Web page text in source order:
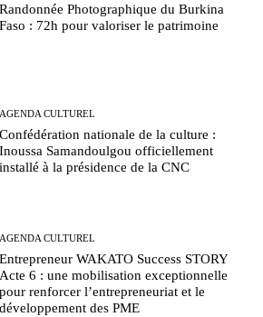
Randonnée Photographique du Burkina
Faso : 72h pour valoriser le patrimoine
AGENDA CULTUREL
Confédération nationale de la culture :
Inoussa Samandoulgou officiellement
installé à la présidence de la CNC
AGENDA CULTUREL
Entrepreneur WAKATO Success STORY
Acte 6 : une mobilisation exceptionnelle
pour renforcer l’entrepreneuriat et le
développement des PME